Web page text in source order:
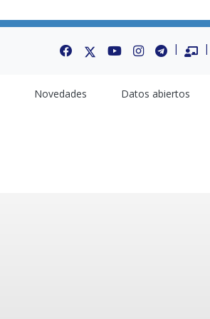
FacebookTwitterYoutubeInstagram
Novedades Datos abiertos